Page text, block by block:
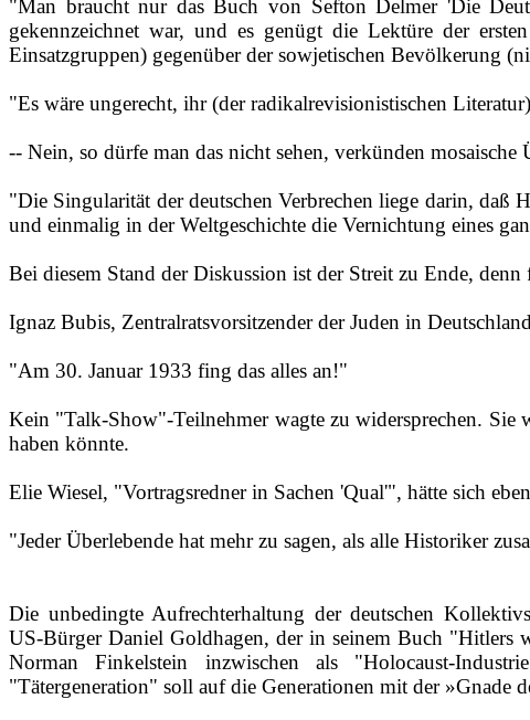
"Man braucht nur das Buch von Sefton Delmer 'Die
gekennzeichnet war, und es genügt die Lektüre der
Einsatzgruppen) gegenüber der sowjetischen Bevölkerung
"Es wäre ungerecht, ihr (der radikalrevisionistischen
‑‑ Nein, so dürfe man das nicht sehen, verkünden mosaische
"Die Singularität der deutschen Verbrechen liege darin, daß
und einmalig in der Weltgeschichte die Vernichtung eines
Bei diesem Stand der Diskussion ist der Streit zu Ende,
Ignaz Bubis, Zentralratsvorsitzender der Juden in
"Am 30. Januar 1933 fing das alles an!"
Kein "Talk‑Show"‑Teilnehmer wagte zu widersprechen.
haben könnte.
Elie Wiesel, "Vortragsredner in Sachen 'Qual'", hätte sich
"Jeder Überlebende hat mehr zu sagen, als alle Historiker
Die unbedingte Aufrechterhaltung der deutschen
US‑Bürger Daniel Goldhagen, der in seinem Buch "Hitlers
Norman Finkelstein inzwischen als
"Tätergeneration" soll auf die Generationen mit der »Gnade